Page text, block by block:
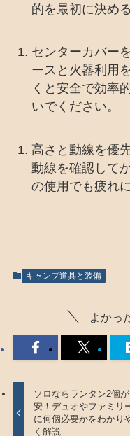
的を最初に決め
センターカバー
ースと火器利用
くと安全で効率
いでください。
高さと動線を優
動線を確認して
の使用でも疲れ
キャンプ道具と装備
よかっ
ソロならランタン2個が
安！デュオやファミリ
に何個必要かをわかり
く解説